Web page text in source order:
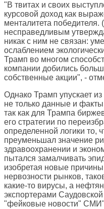
"В твитах и своих
курсовой доход как
менталитета
несправедливым
никак с ним не связан:
ослаблением
Трамп во многом
компании добились
собственные акции", -
Однако Трамп упускает
не только данные и
так как для Трампа
его стратегии по
определенной логики то,
преуменьшал значение
здравоохранении и
пытался замалчивать
изобретая новые
нервозности рынков,
какие-то вирусы, а
экспортерами
"фейковые новости"